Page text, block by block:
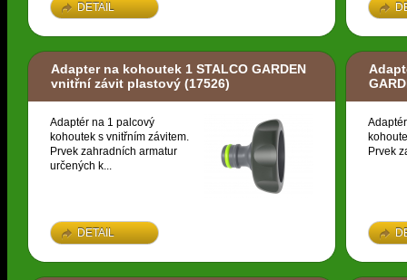
DETAIL
Adapter na kohoutek 1 STALCO GARDEN
vnitřní závit plastový (17526)
Adaptér na 1 palcový
kohoutek s vnitřním závitem.
Prvek zahradních armatur
určených k...
DETAIL
Prvek